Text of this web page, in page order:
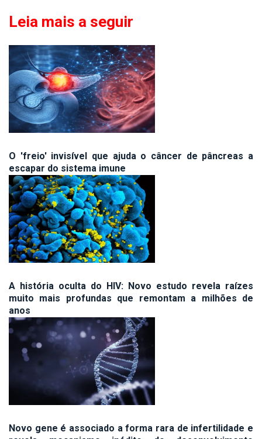
Leia mais a seguir
O 'freio' invisível que ajuda o câncer de pâncreas a
escapar do sistema imune
A história oculta do HIV: Novo estudo revela raízes
muito mais profundas que remontam a milhões de
anos
Novo gene é associado a forma rara de infertilidade e